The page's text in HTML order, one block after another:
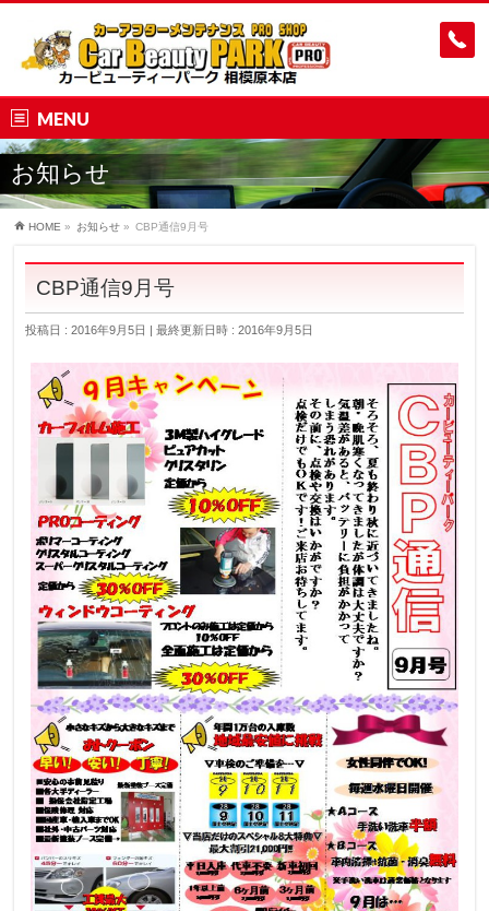
MENU
お知らせ
HOME » お知らせ » CBP通信9月号
CBP通信9月号
投稿日 : 2016年9月5日 最終更新日時 : 2016年9月5日